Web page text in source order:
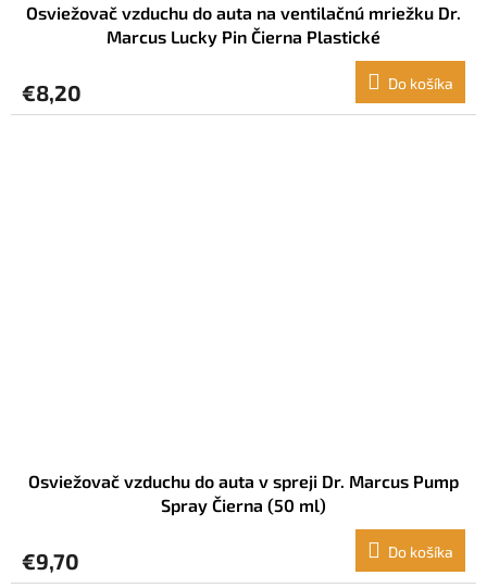
Osviežovač vzduchu do auta na ventilačnú mriežku Dr.
Marcus Lucky Pin Čierna Plastické
€8,20 Do košíka
Osviežovač vzduchu do auta v spreji Dr. Marcus Pump
Spray Čierna (50 ml)
€9,70 Do košíka